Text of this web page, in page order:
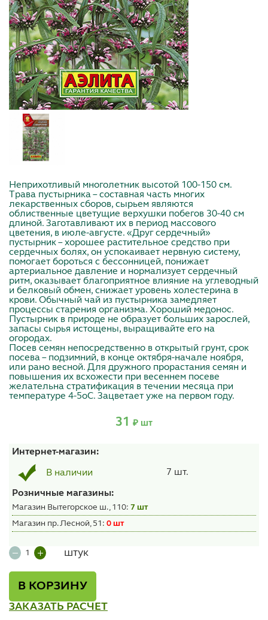
Неприхотливый многолетник высотой 100-150 см.
Трава пустырника – составная часть многих
лекарственных сборов, сырьем являются
облиственные цветущие верхушки побегов 30-40 см
длиной. Заготавливают их в период массового
цветения, в июле-августе. «Друг сердечный»
пустырник – хорошее растительное средство при
сердечных болях, он успокаивает нервную систему,
помогает бороться с бессонницей, понижает
артериальное давление и нормализует сердечный
ритм, оказывает благоприятное влияние на углеводный
и белковый обмен, снижает уровень холестерина в
крови. Обычный чай из пустырника замедляет
процессы старения организма. Хороший медонос.
Пустырник в природе не образует больших зарослей,
запасы сырья истощены, выращивайте его на
огородах.
Посев семян непосредственно в открытый грунт, срок
посева – подзимний, в конце октября-начале ноября,
или рано весной. Для дружного прорастания семян и
повышения их всхожести при весеннем посеве
желательна стратификация в течении месяца при
температуре 4-5оС. Зацветает уже на первом году.
31 ₽ шт
Интернет-магазин:
В наличии 7 шт.
Розничные магазины:
Магазин Вытегорское ш., 110: 7 шт
Магазин пр. Лесной, 51: 0 шт
штук
В КОРЗИНУ
ЗАКАЗАТЬ РАСЧЕТ